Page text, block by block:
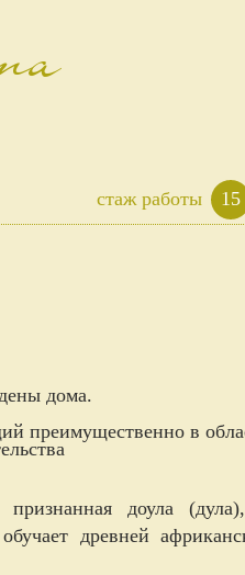
стаж работы 15
дома.
преимущественно в
доула
древней